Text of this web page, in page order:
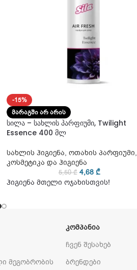
-15%
ᲛᲐᲠᲐᲒᲨᲘ ᲐᲠ ᲐᲠᲘᲡ
სილა – სახლის პარფიუმი, Twilight
Essence 400 მლ
სახლის ჰიგიენა, ოთახის პარფიუმი,
კოსმეტიკა და ჰიგიენა
5,50₾ 4,68 ₾
ჰიგიენა მთელი ოჯახისთვის!
მეგობრობის
ᲙᲝᲛᲞᲐᲜᲘᲐ
ჩვენ შესახებ
ბრენდები